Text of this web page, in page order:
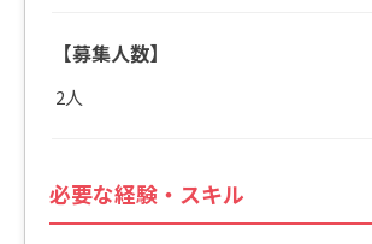
【募集人数】
2人
必要な経験・スキル